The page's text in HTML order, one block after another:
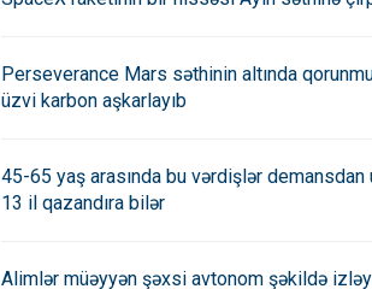
Perseverance Mars səthinin altında
üzvi karbon aşkarlayıb
45-65 yaş arasında bu vərdişlər demansdan
13 il qazandıra bilər
Alimlər müəyyən şəxsi avtonom şəkildə